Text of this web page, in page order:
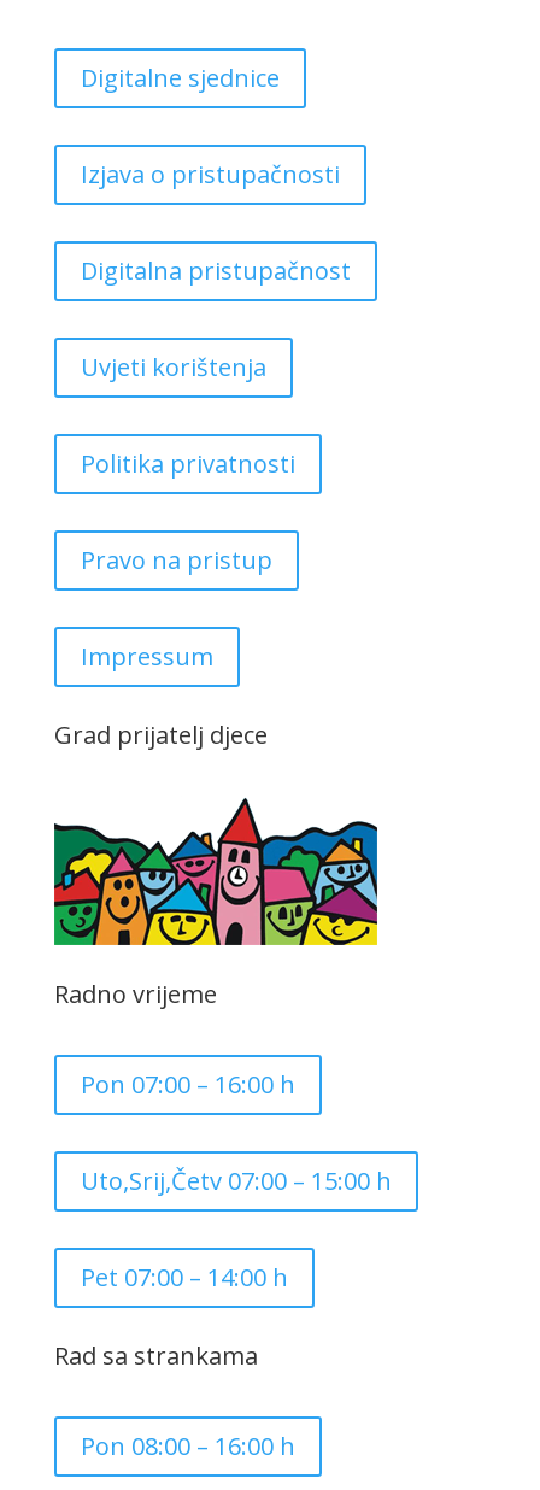
Digitalne sjednice
Izjava o pristupačnosti
Digitalna pristupačnost
Uvjeti korištenja
Politika privatnosti
Pravo na pristup
Impressum
Grad prijatelj djece
Radno vrijeme
Pon 07:00 – 16:00 h
Uto,Srij,Četv 07:00 – 15:00 h
Pet 07:00 – 14:00 h
Rad sa strankama
Pon 08:00 – 16:00 h